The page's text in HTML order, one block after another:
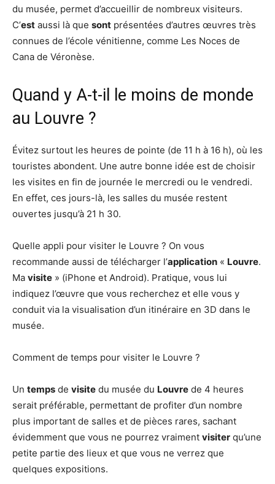
du musée, permet d’accueillir de nombreux visiteurs.
C’est aussi là que sont présentées d’autres œuvres très
connues de l’école vénitienne, comme Les Noces de
Cana de Véronèse.
Quand y A-t-il le moins de monde
au Louvre ?
Évitez surtout les heures de pointe (de 11 h à 16 h), où les
touristes abondent. Une autre bonne idée est de choisir
les visites en fin de journée le mercredi ou le vendredi.
En effet, ces jours-là, les salles du musée restent
ouvertes jusqu’à 21 h 30.
Quelle appli pour visiter le Louvre ? On vous
recommande aussi de télécharger l’application « Louvre.
Ma visite » (iPhone et Android). Pratique, vous lui
indiquez l’œuvre que vous recherchez et elle vous y
conduit via la visualisation d’un itinéraire en 3D dans le
musée.
Comment de temps pour visiter le Louvre ?
Un temps de visite du musée du Louvre de 4 heures
serait préférable, permettant de profiter d’un nombre
plus important de salles et de pièces rares, sachant
évidemment que vous ne pourrez vraiment visiter qu’une
petite partie des lieux et que vous ne verrez que
quelques expositions.